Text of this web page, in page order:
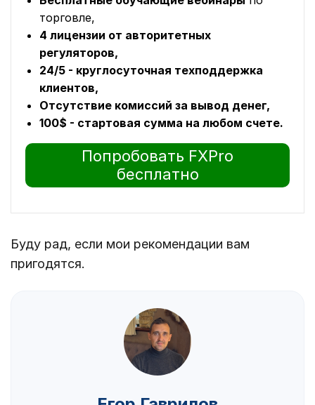
торговле,
4 лицензии от авторитетных
регуляторов,
24/5 - круглосуточная техподдержка
клиентов,
Отсутствие комиссий за вывод денег,
100$ - стартовая сумма на любом счете.
Попробовать FXPro
бесплатно
Буду рад, если мои рекомендации вам
пригодятся.